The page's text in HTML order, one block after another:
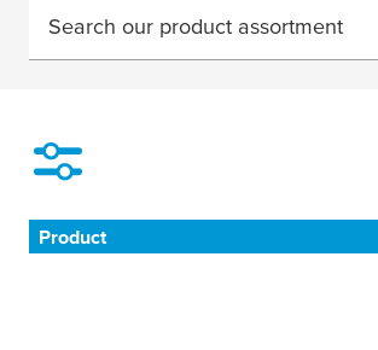
Search our product assortment
Product